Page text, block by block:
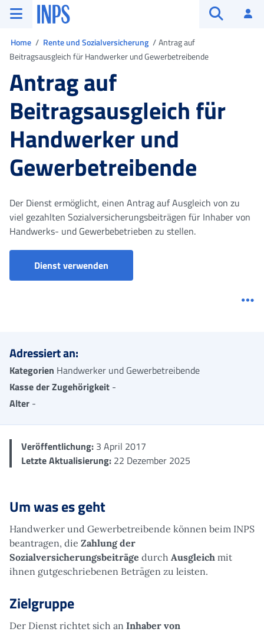
Zum Hauptmenü
Zum Hauptinhalt springen
Zu der Fußzeile
INPS ()
Home Rente und Sozialversicherung
Antrag auf
Beitragsausgleich für Handwerker und Gewerbetreibende
Antrag auf
Beitragsausgleich für
Handwerker und
Gewerbetreibende
Der Dienst ermöglicht, einen Antrag auf Ausgleich von zu
viel gezahlten Sozialversicherungsbeiträgen für Inhaber von
Handwerks- und Gewerbebetrieben zu stellen.
Dienst verwenden
Adressiert an:
Kategorien Handwerker und Gewerbetreibende
Kasse der Zugehörigkeit -
Alter -
Veröffentlichung: 3 April 2017
Letzte Aktualisierung: 22 Dezember 2025
Um was es geht
Handwerker und Gewerbetreibende können beim INPS
beantragen, die Zahlung der
Sozialversicherungsbeiträge durch Ausgleich mit
ihnen gutgeschriebenen Beträgen zu leisten.
Zielgruppe
Der Dienst richtet sich an Inhaber von